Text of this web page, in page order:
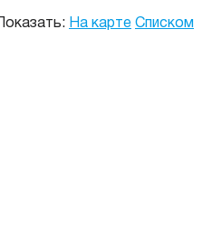
Показать: На карте Списком